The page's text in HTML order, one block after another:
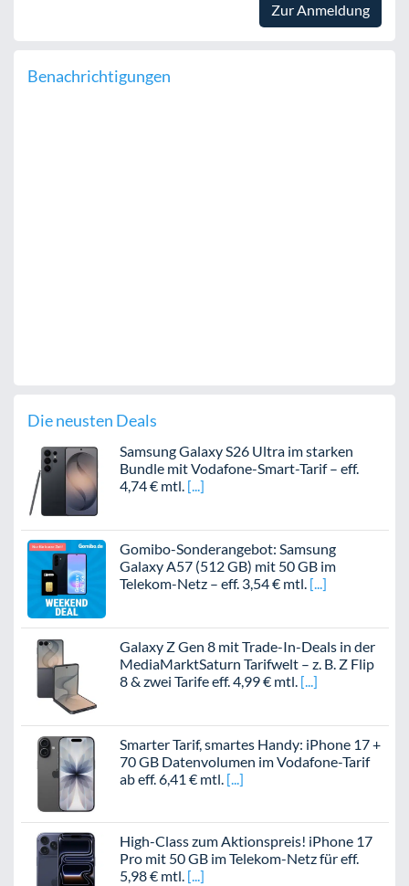
Zur Anmeldung
Benachrichtigungen
Die neusten Deals
Samsung Galaxy S26 Ultra im starken
Bundle mit Vodafone-Smart-Tarif – eff.
4,74 € mtl.
Gomibo-Sonderangebot: Samsung
Galaxy A57 (512 GB) mit 50 GB im
Telekom-Netz – eff. 3,54 € mtl.
Galaxy Z Gen 8 mit Trade-In-Deals in der
MediaMarktSaturn Tarifwelt – z. B. Z Flip
8 & zwei Tarife eff. 4,99 € mtl.
Smarter Tarif, smartes Handy: iPhone 17 +
70 GB Datenvolumen im Vodafone-Tarif
ab eff. 6,41 € mtl.
High-Class zum Aktionspreis! iPhone 17
Pro mit 50 GB im Telekom-Netz für eff.
5,98 € mtl.